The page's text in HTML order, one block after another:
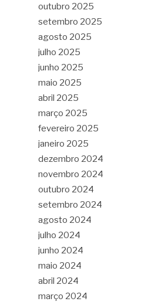
outubro 2025
setembro 2025
agosto 2025
julho 2025
junho 2025
maio 2025
abril 2025
março 2025
fevereiro 2025
janeiro 2025
dezembro 2024
novembro 2024
outubro 2024
setembro 2024
agosto 2024
julho 2024
junho 2024
maio 2024
abril 2024
março 2024